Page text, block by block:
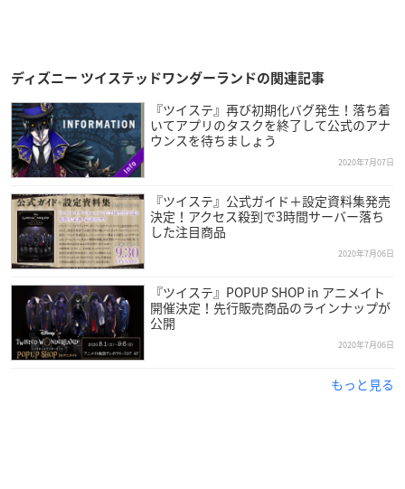
ディズニー ツイステッドワンダーランドの関連記事
『ツイステ』再び初期化バグ発生！落ち着
いてアプリのタスクを終了して公式のアナ
ウンスを待ちましょう
2020年7月07日
『ツイステ』公式ガイド＋設定資料集発売
決定！アクセス殺到で3時間サーバー落ち
した注目商品
2020年7月06日
『ツイステ』POPUP SHOP in アニメイト
開催決定！先行販売商品のラインナップが
公開
2020年7月06日
もっと見る